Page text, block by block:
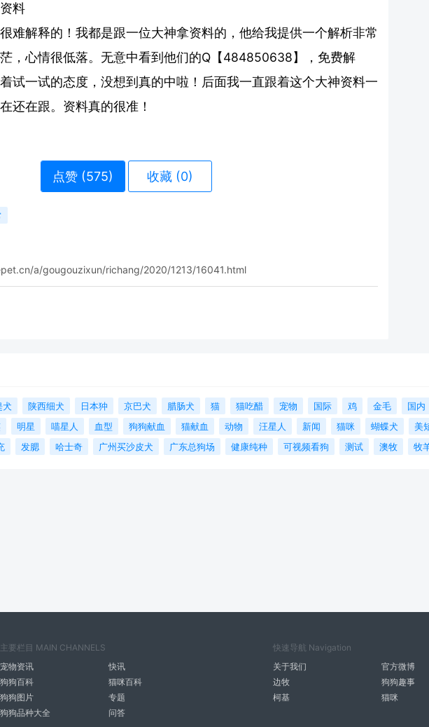
料
难解释的！我都是跟一位大神拿资料的，他给我提供一个解析非常
，心情很低落。无意中看到他们的Q【484850638】，免费解
试一试的态度，没想到真的中啦！后面我一直跟着这个大神资料一
还在跟。资料真的很准！
点赞 (575) 收藏 (0)
a/gougouzixun/richang/2020/1213/16041.html
犬 陕西细犬 日本狆 京巴犬 腊肠犬 猫 猫吃醋 宠物 国际 鸡 金毛 国内
明星 喵星人 血型 狗狗献血 猫献血 动物 汪星人 新闻 猫咪 蝴蝶犬 美
发腮 哈士奇 广州买沙皮犬 广东总狗场 健康纯种 可视频看狗 测试 澳牧 牧
主要栏目 MAIN CHANNELS
宠物资讯
快讯
狗狗百科
猫咪百科
狗狗图片
专题
狗狗品种大全
问答
快速导航 Navigation
关于我们
官方微博
边牧
狗狗趣事
柯基
猫咪